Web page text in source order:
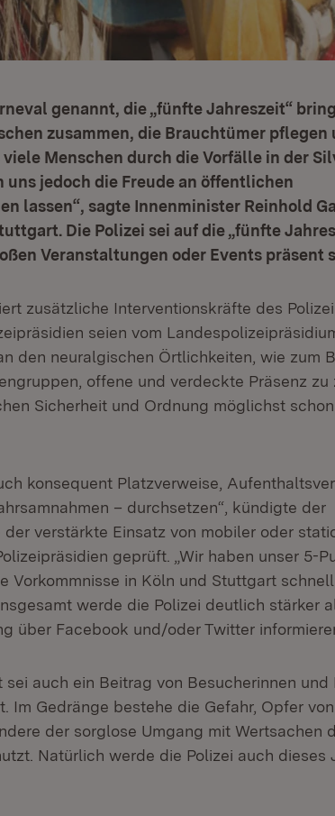
genannt, die „fünfte Jahreszeit“
zusammen, die Brauchtümer
Menschen durch die Vorfälle in der
jedoch die Freude an öffentlichen
lassen“, sagte Innenminister Reinhold
Die Polizei sei auf die „fünfte
Veranstaltungen oder Events präsent
zusätzliche Interventionskräfte des
seien vom
den neuralgischen Örtlichkeiten, wie zum
offene und verdeckte Präsenz zu
Sicherheit und Ordnung möglichst
konsequent Platzverweise,
– durchsetzen“, kündigte der
verstärkte Einsatz von mobiler oder
geprüft. „Wir haben unser 5-
Vorkommnisse in Köln und Stuttgart schnell
werde die Polizei deutlich stärker
über Facebook und/oder Twitter
sei auch ein Beitrag von Besucherinnen und
Im Gedränge bestehe die Gefahr, Opfer
der sorglose Umgang mit Wertsachen
Natürlich werde die Polizei auch dieses